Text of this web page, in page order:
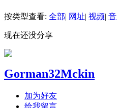
按类型查看: 全部| 网址| 视频|
现在还没分享
Gorman32Mckin
加为好友
给我留言